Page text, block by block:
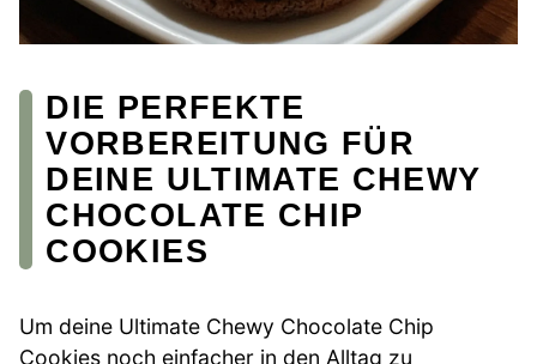
DIE PERFEKTE
VORBEREITUNG FÜR
DEINE ULTIMATE CHEWY
CHOCOLATE CHIP
COOKIES
Um deine Ultimate Chewy Chocolate Chip
Cookies noch einfacher in den Alltag zu